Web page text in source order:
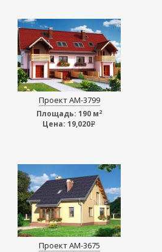
Проект АМ-3799
Площадь: 190 м2
Цена: 19,020e
Проект АМ-3675